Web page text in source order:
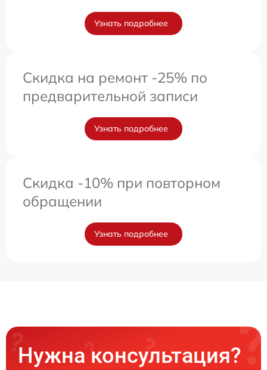
Узнать подробнее
Скидка на ремонт -25% по
предварительной записи
Узнать подробнее
Скидка -10% при повторном
обращении
Узнать подробнее
Нужна консультация?